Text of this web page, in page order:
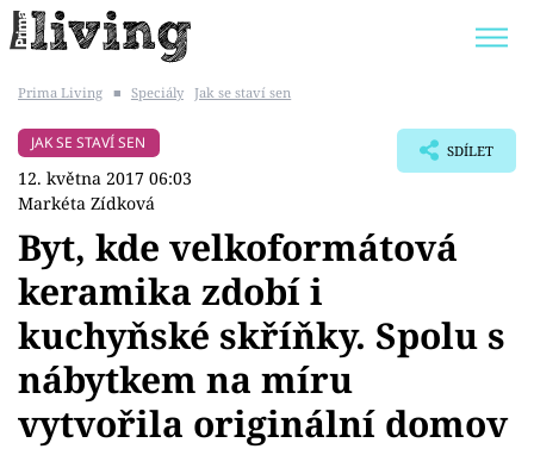
BYDLENÍ SLAVNÝCH
Témata
Bydlení
Zahrada
Prima Living ■ Speciály Jak se staví sen
JAK SE STAVÍ SEN
12. května 2017 06:03
Markéta Zídková
SDÍLET
Byt, kde velkoformátová
keramika zdobí i
kuchyňské skříňky. Spolu s
nábytkem na míru
vytvořila originální domov